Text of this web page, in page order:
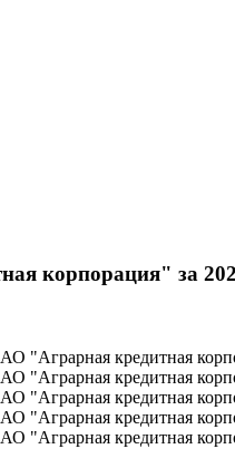
корпорация" за